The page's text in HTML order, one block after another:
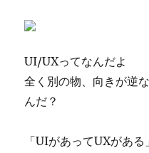
UI/UXってなんだよ
全く別の物、向きが逆
んだ？
「UIがあってUXがあ